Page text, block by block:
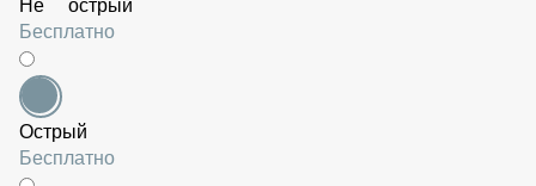
Не острый
Бесплатно
Острый
Бесплатно